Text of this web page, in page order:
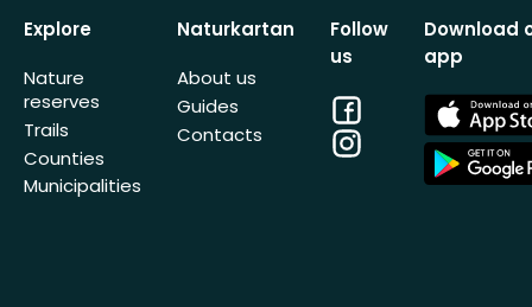
Explore
Nature
reserves
Trails
Counties
Municipalities
Naturkartan
About us
Guides
Contacts
Follow
us
Facebook
Instagram
Download
app
App
Store
App
Store